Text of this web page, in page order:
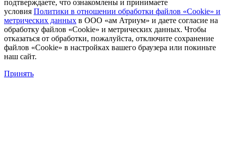
подтверждаете, что ознакомлены и принимаете
условия Политики в отношении обработки файлов «Cookie» и
метрических данных в ООО «ам Атриум» и даете согласие на
обработку файлов «Cookie» и метрических данных. Чтобы
отказаться от обработки, пожалуйста, отключите сохранение
файлов «Cookie» в настройках вашего браузера или покиньте
наш сайт.
Принять